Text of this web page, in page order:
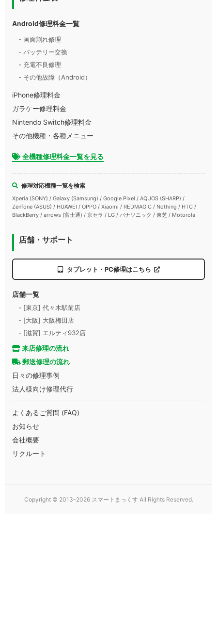
Android修理料金一覧
- 画面割れ修理
- バッテリー交換
- 充電不良修理
- その他故障（Android）
iPhone修理料金
ガラケー修理料金
Nintendo Switch修理料金
その他機種・各種メニュー
全機種修理料金一覧を見る
修理対応機種一覧を検索
Xperia (SONY) / Galaxy (Samsung) / Google Pixel / AQUOS (SHARP) /
Zenfone (ASUS) / HUAWEI / OPPO / Xiaomi / REDMAGIC / Nothing / HTC /
BlackBerry / arrows (富士通) / 京セラ / LG / パナソニック / 東芝 / Motorola
店舗・サポート
タブレット・PC修理はこちら
店舗一覧
- [東京] 代々木駅前店
- [大阪] 大阪梅田店
- [滋賀] エルティ932店
来店修理の流れ
郵送修理の流れ
日々の修理事例
法人様向け修理代行
よくあるご質問 (FAQ)
お知らせ
会社概要
リクルート
Copyright © 2013-2026 スマートまっくす All Rights Reserved.